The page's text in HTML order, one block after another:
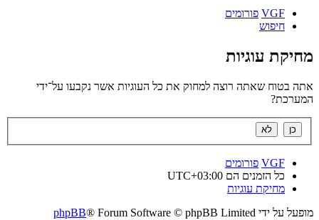
VGF פורומים
חיפוש
מחיקת עוגיות
אתה בטוח שאתה רוצה למחוק את כל העוגיות אשר נקבעו על־ידי
המערכת?
VGF פורומים
כל הזמנים הם UTC+03:00
מחיקת עוגיות
מופעל על ידי
phpBB® Forum Software © phpBB Limited